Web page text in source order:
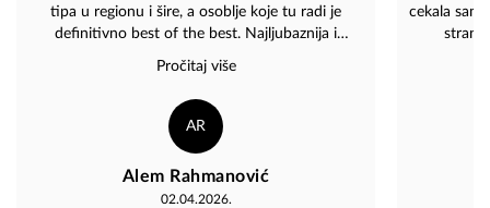
tipa u regionu i šire, a osoblje koje tu radi je
definitivno best of the best. Najljubaznija i
najorganizovanija ekipa koju sam sreo u zadnje
vrijeme. Od pomoći su za apsolutno sve, brzi su i
nevjerovatno prijatni. Svaka čast, čista desetka za
uslugu!
Pročitaj više
AR
Alem Rahmanović
02.04.2026.
cekala sam